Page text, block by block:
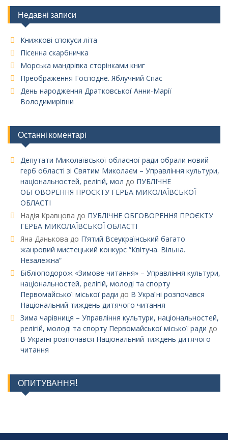
Недавні записи
Книжкові спокуси літа
Пісенна скарбничка
Морська мандрівка сторінками книг
Преображення Господне. Яблучний Спас
День народження Дратковської Анни-Марії
Володимирівни
Останні коментарі
Депутати Миколаївської обласної ради обрали новий
герб області зі Святим Миколаєм – Управління культури,
національностей, релігій, мол до ПУБЛІЧНЕ
ОБГОВОРЕННЯ ПРОЄКТУ ГЕРБА МИКОЛАЇВСЬКОЇ
ОБЛАСТІ
Надія Кравцова до ПУБЛІЧНЕ ОБГОВОРЕННЯ ПРОЄКТУ
ГЕРБА МИКОЛАЇВСЬКОЇ ОБЛАСТІ
Яна Данькова до П’ятий Всеукраїнський багато
жанровий мистецький конкурс “Квітуча. Вільна.
Незалежна”
Бібліоподорож «Зимове читання» – Управління культури,
національностей, релігій, молоді та спорту
Первомайської міської ради до В Україні розпочався
Національний тиждень дитячого читання
Зима чарівниця – Управління культури, національностей,
релігій, молоді та спорту Первомайської міської ради до
В Україні розпочався Національний тиждень дитячого
читання
ОПИТУВАННЯ!